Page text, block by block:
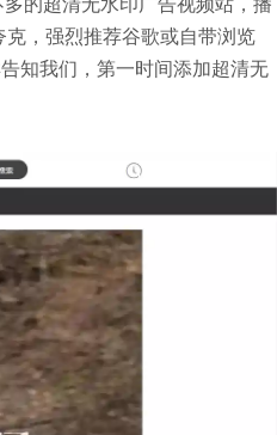
，强烈推荐谷歌或自带浏览
知我们，第一时间添加超清无